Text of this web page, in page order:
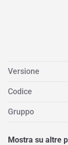
Versione
Codice
Gruppo
Mostra su altre